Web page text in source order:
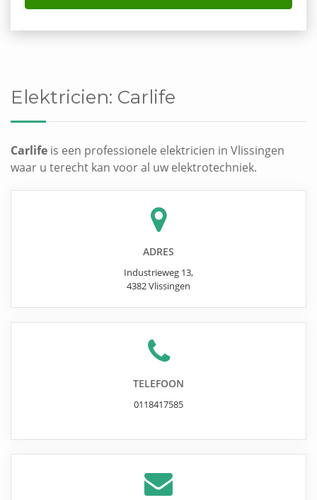
Elektricien: Carlife
Carlife is een professionele elektricien in Vlissingen
waar u terecht kan voor al uw elektrotechniek.
ADRES
Industrieweg 13,
4382Vlissingen
TELEFOON
0118417585